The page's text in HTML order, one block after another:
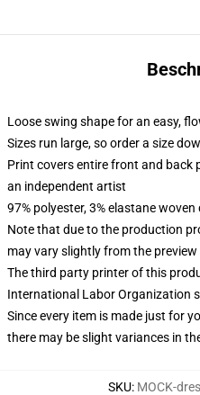
Loose swing shape for an easy,
Sizes run large, so order a size
Print covers entire front and back
an independent artist
97% polyester, 3% elastane
Note that due to the production
may vary slightly from the preview
The third party printer of this
International Labor Organization
Since every item is made just for
there may be slight variances in
SKU: MOCK-